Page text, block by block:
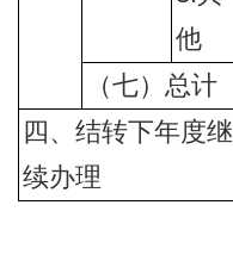
他
（七）总计
四、结转下年度继
续办理